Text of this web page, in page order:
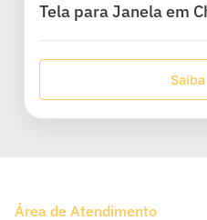
Tela para Janela em
Área de Atendimento